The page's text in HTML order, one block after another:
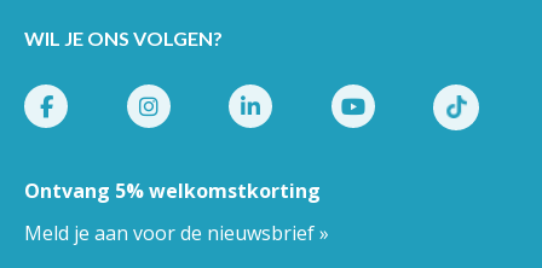
WIL JE ONS VOLGEN?
Ontvang 5% welkomstkorting
Meld je aan voor de nieuwsbrief »